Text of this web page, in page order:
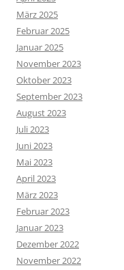
März 2025
Februar 2025
Januar 2025
November 2023
Oktober 2023
September 2023
August 2023
Juli 2023
Juni 2023
Mai 2023
April 2023
März 2023
Februar 2023
Januar 2023
Dezember 2022
November 2022